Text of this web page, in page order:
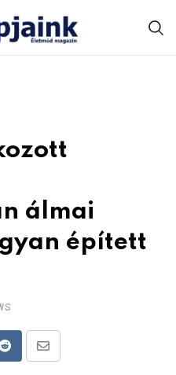
álmai
épített
RedditShare